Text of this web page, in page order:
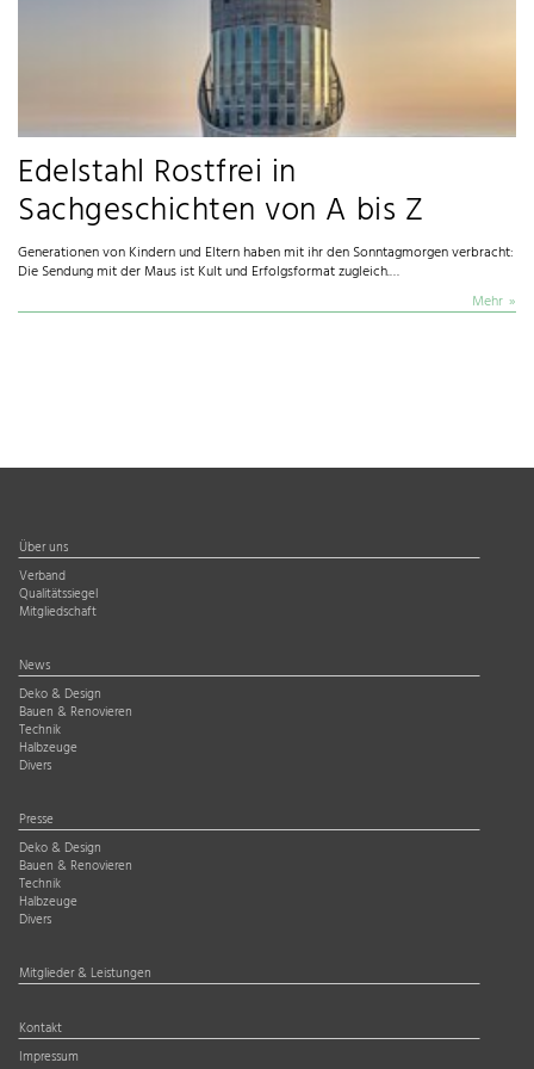
Edelstahl Rostfrei in
Sachgeschichten von A bis Z
Generationen von Kindern und Eltern haben mit ihr den Sonntagmorgen verbracht:
Die Sendung mit der Maus ist Kult und Erfolgsformat zugleich.…
Mehr
Über uns
Verband
Qualitätssiegel
Mitgliedschaft
News
Deko & Design
Bauen & Renovieren
Technik
Halbzeuge
Divers
Presse
Deko & Design
Bauen & Renovieren
Technik
Halbzeuge
Divers
Mitglieder & Leistungen
Kontakt
Impressum